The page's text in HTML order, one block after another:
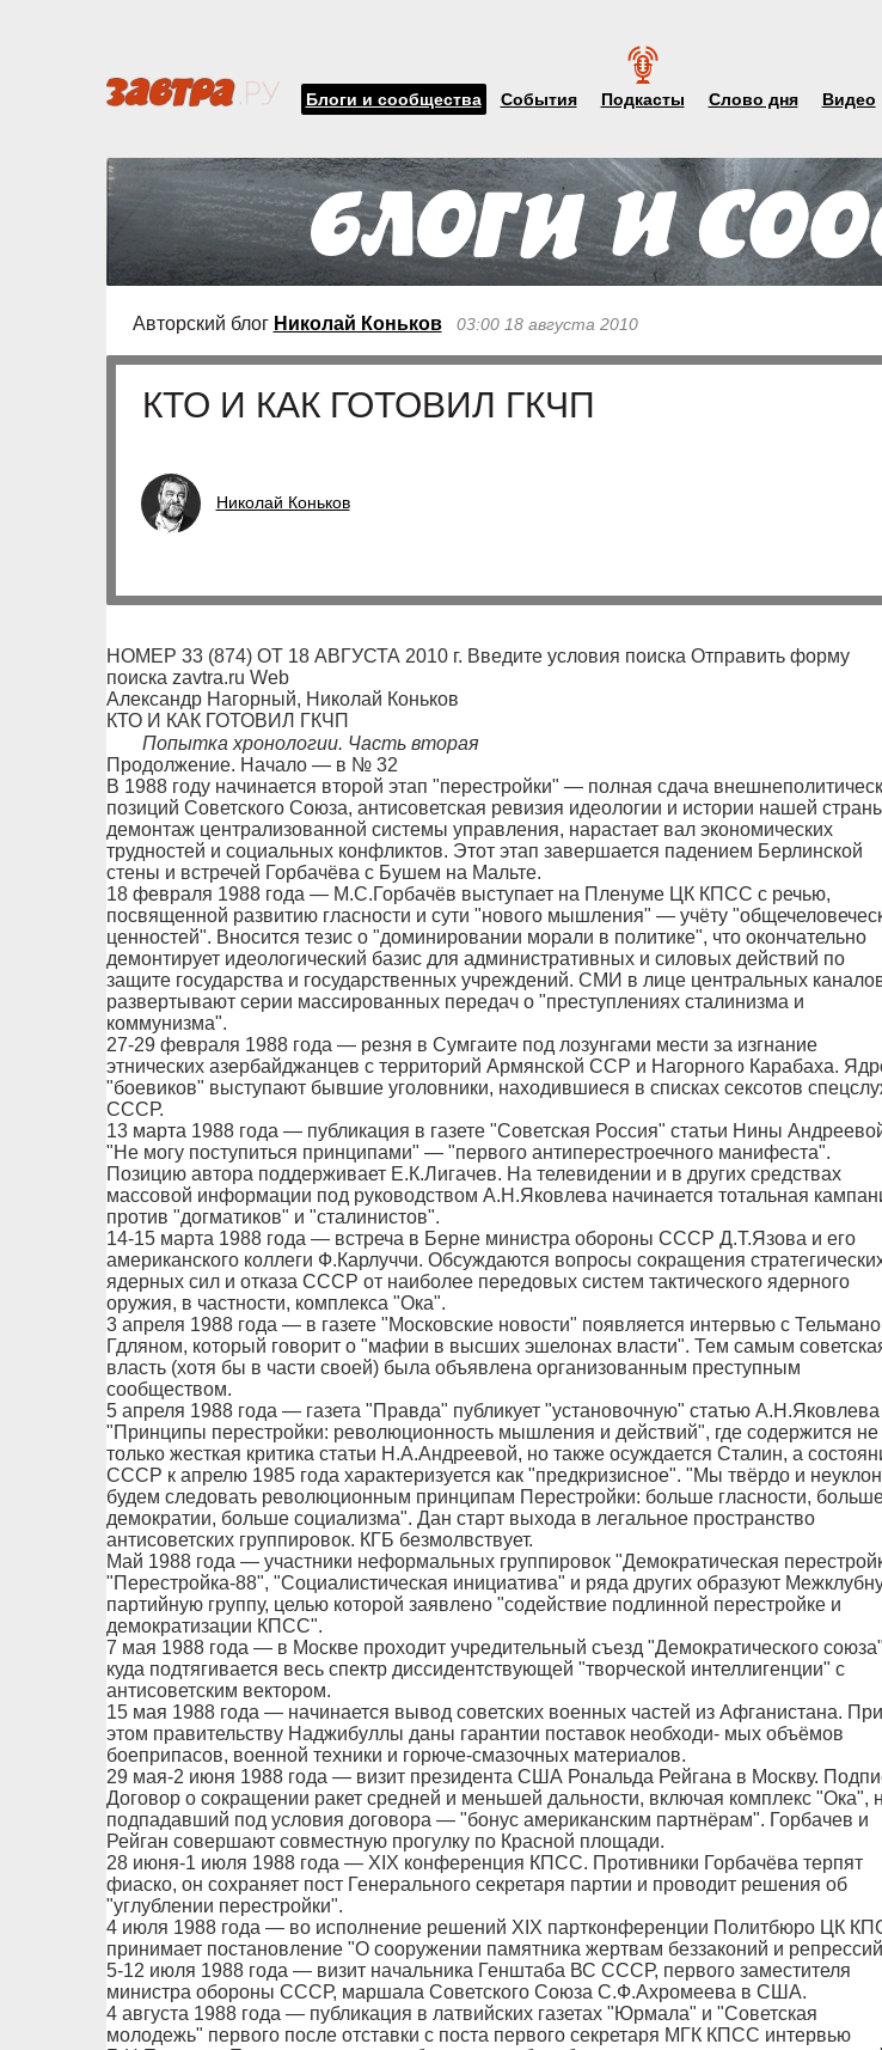
Блоги и сообщества События Подкасты Слово дня Видео
Авторский блог Николай Коньков 03:00 18 августа 2010
КТО И КАК ГОТОВИЛ ГКЧП
Николай Коньков
НОМЕР 33 (874) ОТ 18 АВГУСТА 2010 г. Введите условия поиска Отправить форму
поиска zavtra.ru Web
Александр Нагорный, Николай Коньков
КТО И КАК ГОТОВИЛ ГКЧП
Попытка хронологии. Часть вторая
Продолжение. Начало — в № 32
В 1988 году начинается второй этап "перестройки" — полная сдача
позиций Советского Союза, антисоветская ревизия идеологии и истории нашей
демонтаж централизованной системы управления, нарастает вал экономических
трудностей и социальных конфликтов. Этот этап завершается падением Берлинской
стены и встречей Горбачёва с Бушем на Мальте.
18 февраля 1988 года — М.С.Горбачёв выступает на Пленуме ЦК КПСС с речью,
посвященной развитию гласности и сути "нового мышления" — учёту
ценностей". Вносится тезис о "доминировании морали в политике", что окончательно
демонтирует идеологический базис для административных и силовых действий по
защите государства и государственных учреждений. СМИ в лице центральных
развертывают серии массированных передач о "преступлениях сталинизма и
коммунизма".
27-29 февраля 1988 года — резня в Сумгаите под лозунгами мести за изгнание
этнических азербайджанцев с территорий Армянской ССР и Нагорного Карабаха.
"боевиков" выступают бывшие уголовники, находившиеся в списках сексотов
СССР.
13 марта 1988 года — публикация в газете "Советская Россия" статьи Нины
"Не могу поступиться принципами" — "первого антиперестроечного манифеста".
Позицию автора поддерживает Е.К.Лигачев. На телевидении и в других средствах
массовой информации под руководством А.Н.Яковлева начинается тотальная
против "догматиков" и "сталинистов".
14-15 марта 1988 года — встреча в Берне министра обороны СССР Д.Т.Язова и его
американского коллеги Ф.Карлуччи. Обсуждаются вопросы сокращения
ядерных сил и отказа СССР от наиболее передовых систем тактического ядерного
оружия, в частности, комплекса "Ока".
3 апреля 1988 года — в газете "Московские новости" появляется интервью с
Гдляном, который говорит о "мафии в высших эшелонах власти". Тем самым
власть (хотя бы в части своей) была объявлена организованным преступным
сообществом.
5 апреля 1988 года — газета "Правда" публикует "установочную" статью А.Н.Яковлева
"Принципы перестройки: революционность мышления и действий", где содержится не
только жесткая критика статьи Н.А.Андреевой, но также осуждается Сталин, а
СССР к апрелю 1985 года характеризуется как "предкризисное". "Мы твёрдо и
будем следовать революционным принципам Перестройки: больше гласности,
демократии, больше социализма". Дан старт выхода в легальное пространство
антисоветских группировок. КГБ безмолвствует.
Май 1988 года — участники неформальных группировок "Демократическая
"Перестройка-88", "Социалистическая инициатива" и ряда других образуют
партийную группу, целью которой заявлено "содействие подлинной перестройке и
демократизации КПСС".
7 мая 1988 года — в Москве проходит учредительный съезд "Демократического
куда подтягивается весь спектр диссидентствующей "творческой интеллигенции" с
антисоветским вектором.
15 мая 1988 года — начинается вывод советских военных частей из Афганистана. При
этом правительству Наджибуллы даны гарантии поставок необходи- мых объёмов
боеприпасов, военной техники и горюче-смазочных материалов.
29 мая-2 июня 1988 года — визит президента США Рональда Рейгана в Москву.
Договор о сокращении ракет средней и меньшей дальности, включая комплекс "Ока",
подпадавший под условия договора — "бонус американским партнёрам". Горбачев и
Рейган совершают совместную прогулку по Красной площади.
28 июня-1 июля 1988 года — XIX конференция КПСС. Противники Горбачёва терпят
фиаско, он сохраняет пост Генерального секретаря партии и проводит решения об
"углублении перестройки".
4 июля 1988 года — во исполнение решений XIX партконференции Политбюро ЦК
принимает постановление "О сооружении памятника жертвам беззаконий и
5-12 июля 1988 года — визит начальника Генштаба ВС СССР, первого заместителя
министра обороны СССР, маршала Советского Союза С.Ф.Ахромеева в США.
4 августа 1988 года — публикация в латвийских газетах "Юрмала" и "Советская
молодежь" первого после отставки с поста первого секретаря МГК КПСС интервью